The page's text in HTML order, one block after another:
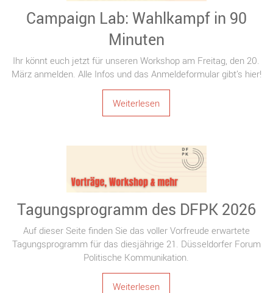
Campaign Lab: Wahlkampf in 90
Minuten
Ihr könnt euch jetzt für unseren Workshop am Freitag, den 20.
März anmelden. Alle Infos und das Anmeldeformular gibt’s hier!
Weiterlesen
Tagungsprogramm des DFPK 2026
Auf dieser Seite finden Sie das voller Vorfreude erwartete
Tagungsprogramm für das diesjährige 21. Düsseldorfer Forum
Politische Kommunikation.
Weiterlesen